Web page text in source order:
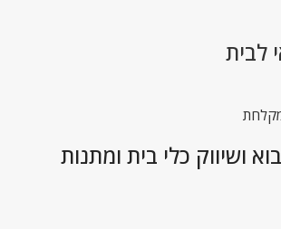
לבית
ושיווק כלי בית ומתנות